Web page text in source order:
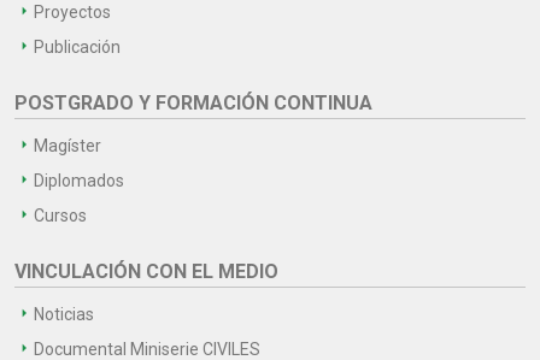
Proyectos
Publicación
POSTGRADO Y FORMACIÓN CONTINUA
Magíster
Diplomados
Cursos
VINCULACIÓN CON EL MEDIO
Noticias
Documental Miniserie CIVILES